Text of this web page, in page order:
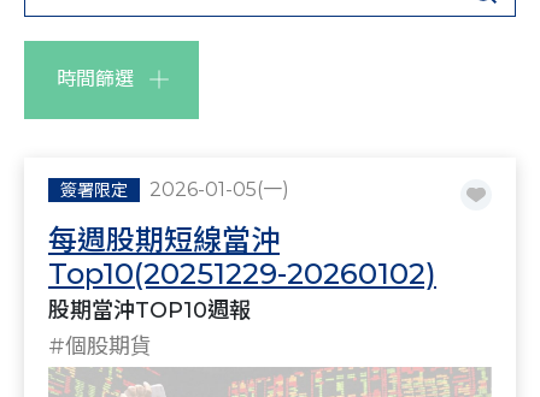
時間篩選
簽署限定 2026-01-05(一)
每週股期短線當沖
Top10(20251229-20260102)
股期當沖TOP10週報
#個股期貨